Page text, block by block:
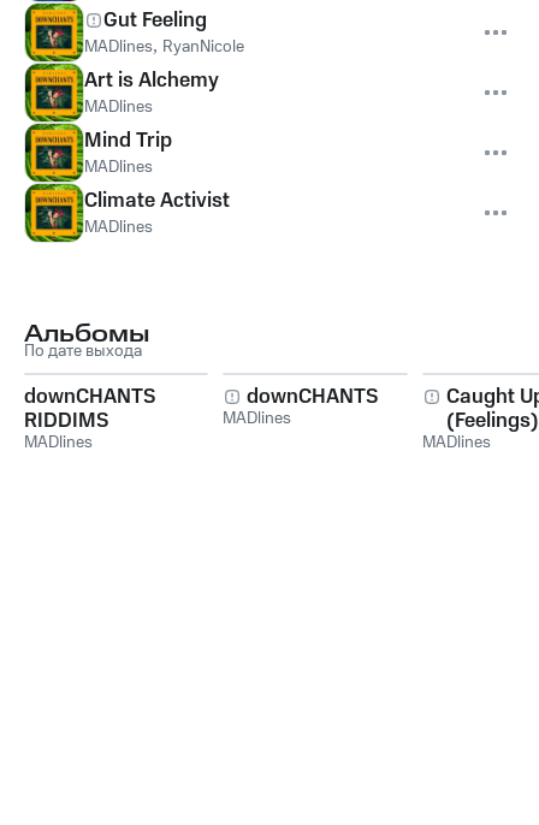
Gut Feeling
MADlines, RyanNicole
Art is Alchemy
MADlines
Mind Trip
MADlines
Climate Activist
MADlines
Альбомы
По дате выхода
downCHANTS
RIDDIMS
MADlines
downCHANTS
MADlines
Caught
(Feelings)
MADlines